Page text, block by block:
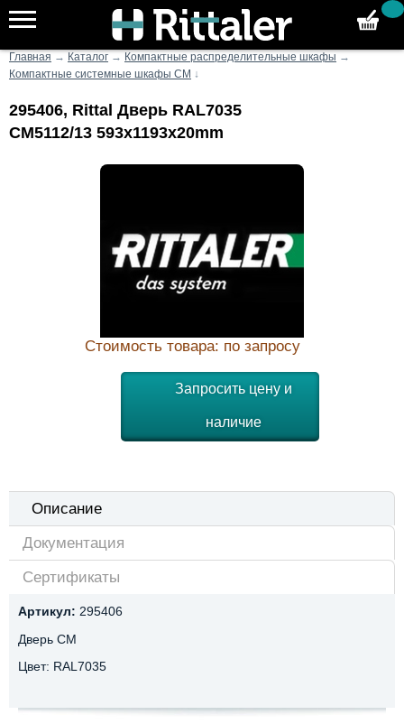
Главная → Каталог → Компактные распределительные шкафы →
Компактные системные шкафы CM ↓
295406, Rittal Дверь RAL7035
CM5112/13 593x1193x20mm
Стоимость товара: по запросу
Запросить цену и
наличие
Описание
Документация
Сертификаты
Артикул: 295406
Дверь CM
Цвет: RAL7035